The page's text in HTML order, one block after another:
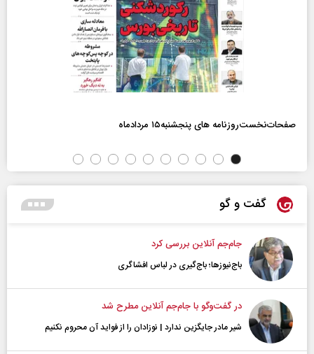
صفحات‌نخست‌روزنامه ها‌ی پنجشنبه‌۱۵ مردادماه
گفت و گو
جام‌جم آنلاین بررسی کرد
باج‌نیوزها؛ باج‌گیری در لباس افشاگری
در گفت‌و‌گو با جام‌جم آنلاین مطرح شد
شیر مادر جایگزین ندارد | نوزادان را از فواید آن محروم نکنیم